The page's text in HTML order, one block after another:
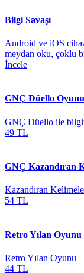
Bilgi Savaşı
Android ve iOS
meydan oku, çoklu
İncele
GNÇ Düello Oyunu
​​GNÇ Düello ile
49 TL
GNÇ Kazandıran
Kazandıran
54 TL
Retro Yılan Oyunu
Retro Yılan Oyunu
44 TL